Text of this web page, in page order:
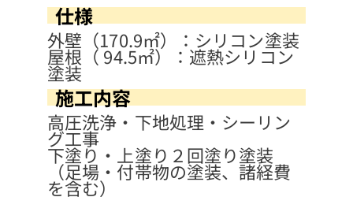
仕様
外壁（170.9㎡）：シリコン塗装
屋根（ 94.5㎡）：遮熱シリコン
塗装
施工内容
高圧洗浄・下地処理・シーリン
グ工事
下塗り・上塗り２回塗り塗装
（足場・付帯物の塗装、諸経費
を含む）